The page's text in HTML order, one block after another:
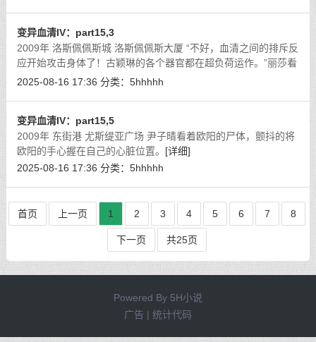
变异血清IV：part15,3
2009年 洛斯佩佩斯城 洛斯佩佩斯大厦 “不好，血清之间的排斥反
应开始攻击身体了！古颖琳的各个器官都在超负荷运作。”丽莎看
着情况不妙，脸上布满汗珠。 [详细]
2025-08-16 17:36 分类： 5hhhhh
变异血清IV：part15,5
2009年 东街港 尤斯缇亚广场 尹子晴看着欧阳的尸体，颤抖的将
欧阳的手心握在自己的心脏位置。 [详细]
2025-08-16 17:36 分类： 5hhhhh
首页 上一页 1 2 3 4 5 6 7 8
下一页 共25页
Powered By 5H小说
广告 | 统计代码